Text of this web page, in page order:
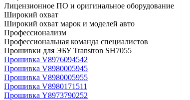
Лицензионное ПО и оригинальное оборудование
Широкий охват
Широкий охват марок и моделей авто
Профессионализм
Профессиональная команда специалистов
Прошивки для ЭБУ Transtron SH7055
Прошивка V8976094542
Прошивка V8980005945
Прошивка V8980005955
Прошивка V8980171511
Прошивка Y8973790252